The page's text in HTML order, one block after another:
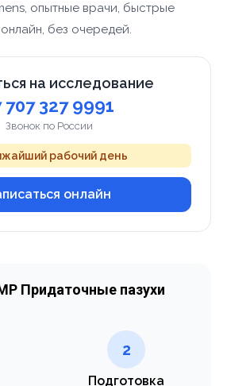
опытные врачи, быстрые
без очередей.
на исследование
707 327 9991
Звонок по России
рабочий день
онлайн
Придаточные пазухи
2
Подготовка